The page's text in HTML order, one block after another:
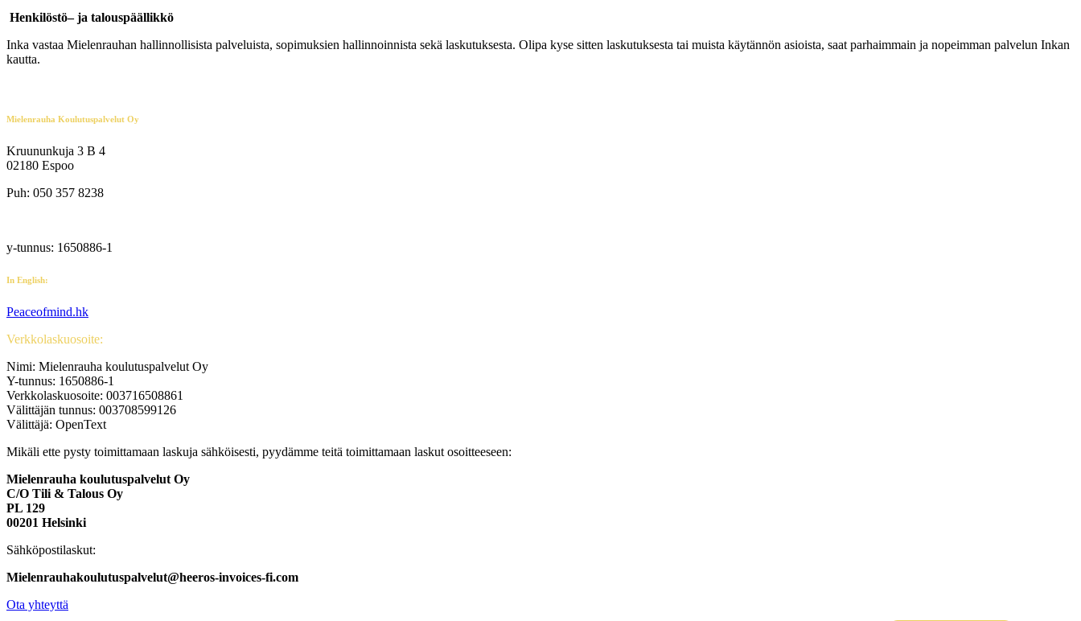
Henkilöstö– ja talouspäällikkö
Inka vastaa Mielenrauhan hallinnollisista palveluista, sopimuksien hallinnoinnista sekä laskutuksesta. Olipa kyse sitten laskutuksesta tai muista käytännön asioista, saat parhaimmain ja nopeimman palvelun Inkan
kautta.
Mielenrauha Koulutuspalvelut Oy
Kruununkuja 3 B 4
02180 Espoo
Puh: 050 357 8238
y-tunnus: 1650886-1
In English:
Peaceofmind.hk
Verkkolaskuosoite:
Nimi: Mielenrauha koulutuspalvelut Oy
Y-tunnus: 1650886-1
Verkkolaskuosoite: 003716508861
Välittäjän tunnus: 003708599126
Välittäjä: OpenText
Mikäli ette pysty toimittamaan laskuja sähköisesti, pyydämme teitä toimittamaan laskut osoitteeseen:
Mielenrauha koulutuspalvelut Oy
C/O Tili & Talous Oy
PL 129
00201 Helsinki
Sähköpostilaskut:
Mielenrauhakoulutuspalvelut@heeros-invoices-fi.com
Ota yhteyttä